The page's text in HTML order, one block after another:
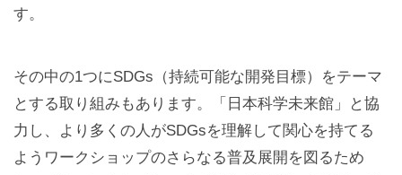
す。
その中の1つにSDGs（持続可能な開発目標）をテーマ
とする取り組みもあります。「日本科学未来館」と協
力し、より多くの人がSDGsを理解して関心を持てる
ようワークショップのさらなる普及展開を図るため